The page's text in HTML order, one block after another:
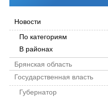
Новости
По категориям
В районах
Брянская область
Государственная власть
Губернатор